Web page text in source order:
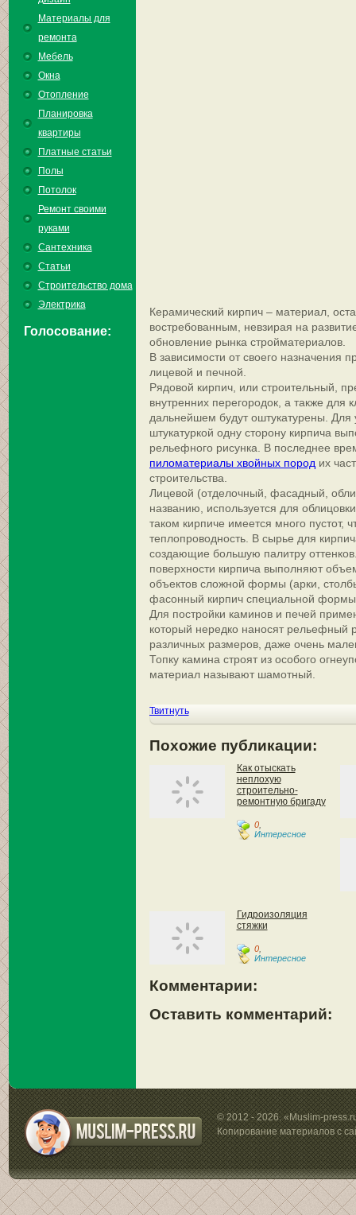
Материалы для
ремонта
Мебель
Окна
Отопление
Планировка
квартиры
Платные статьи
Полы
Потолок
Ремонт своими
руками
Сантехника
Статьи
Строительство дома
Электрика
Голосование:
Керамический кирпич – материал,
востребованным, невзирая на
обновление рынка стройматериалов.
В зависимости от своего назначения
лицевой и печной.
Рядовой кирпич, или строительный,
внутренних перегородок, а также для
дальнейшем будут оштукатурены. Для
штукатуркой одну сторону кирпича
рельефного рисунка. В последнее
пиломатериалы хвойных пород их
строительства.
Лицевой (отделочный, фасадный,
названию, используется для
таком кирпиче имеется много пустот,
теплопроводность. В сырье для
создающие большую палитру
поверхности кирпича выполняют
объектов сложной формы (арки,
фасонный кирпич специальной
Для постройки каминов и печей
который нередко наносят рельефный
различных размеров, даже очень
Топку камина строят из особого
материал называют шамотный.
Твитнуть
Похожие публикации:
Как отыскать
неплохую
строительно-
ремонтную бригаду
0,
Интересное
Гидроизоляция
стяжки
0,
Интересное
Комментарии:
Оставить комментарий:
© 2012 - 2026. «Muslim-
Копирование материалов с